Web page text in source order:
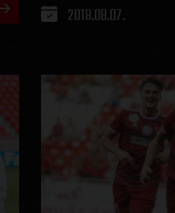
2018.08.07.